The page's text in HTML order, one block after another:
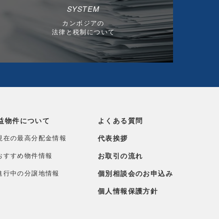
SYSTEM
カンボジアの
法律と税制について
物件について
在の最高分配金情報
すすめ物件情報
行中の分譲地情報
よくある質問
代表挨拶
お取引の流れ
個別相談会のお申込み
個人情報保護方針